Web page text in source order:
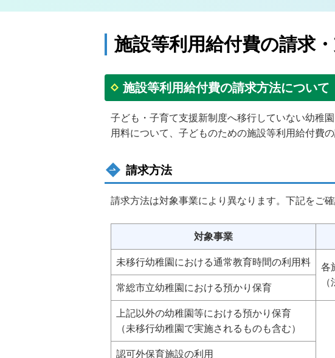
施設等利用給付費の請求
施設等利用給付費の請求方法について
子ども・子育て支援新制度へ移行していない幼稚
用料について、子どものための施設等利用給付費
請求方法
請求方法は対象事業により異なります。下記をご確
対象事業
未移行幼稚園における通常教育時間の利用料
各
常総市立幼稚園における預かり保育
上記以外の幼稚園等における預かり保育
（未移行幼稚園で実施されるものも含む）
認可外保育施設の利用